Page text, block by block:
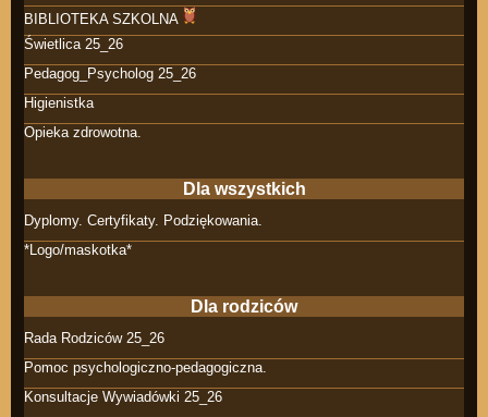
BIBLIOTEKA SZKOLNA
Świetlica 25_26
Pedagog_Psycholog 25_26
Higienistka
Opieka zdrowotna.
Dla wszystkich
Dyplomy. Certyfikaty. Podziękowania.
*Logo/maskotka*
Dla rodziców
Rada Rodziców 25_26
Pomoc psychologiczno-pedagogiczna.
Konsultacje Wywiadówki 25_26